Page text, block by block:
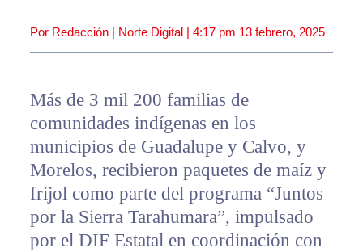
Por Redacción | Norte Digital | 4:17 pm 13 febrero, 2025
Más de 3 mil 200 familias de
comunidades indígenas en los
municipios de Guadalupe y Calvo, y
Morelos, recibieron paquetes de maíz y
frijol como parte del programa “Juntos
por la Sierra Tarahumara”, impulsado
por el DIF Estatal en coordinación con